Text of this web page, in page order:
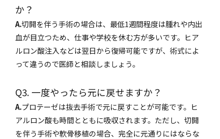
か？
A.切開を伴う手術の場合は、最低1週間程度は腫れや内出
血が目立つため、仕事や学校を休む方が多いです。ヒア
ルロン酸注入などは翌日から復帰可能ですが、術式によ
って違うので医師と相談しましょう。
Q3. 一度やったら元に戻せますか？
A.プロテーゼは抜去手術で元に戻すことが可能です。ヒ
アルロン酸も時間とともに吸収されます。ただし、切開
を伴う手術や軟骨移植の場合、完全に元通りにはならな